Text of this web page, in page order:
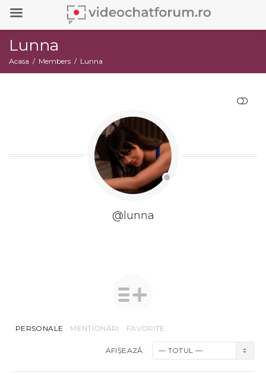
Lunna
Acasa Members Lunna
@lunna
PERSONALE MENȚIONĂRI FAVORITE
AFIȘEAZĂ: